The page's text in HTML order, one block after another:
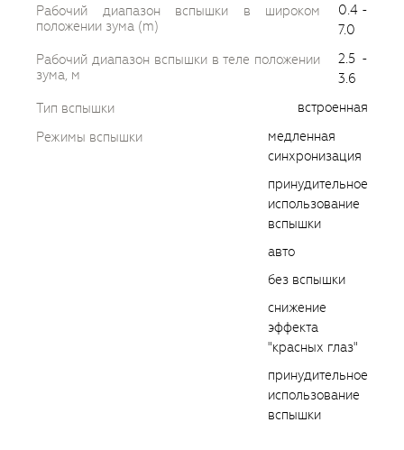
Рабочий диапазон вспышки в широком
положении зума (m)
0.4 -
7.0
Рабочий диапазон вспышки в теле положении
зума, м
2.5 -
3.6
Тип вспышки
встроенная
Режимы вспышки
медленная
синхронизация
принудительное
использование
вспышки
авто
без вспышки
снижение
эффекта
"красных глаз"
принудительное
использование
вспышки